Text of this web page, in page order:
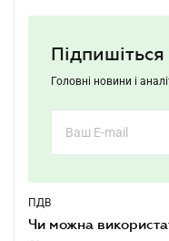
Головні новини і
ПДВ
Чи можна